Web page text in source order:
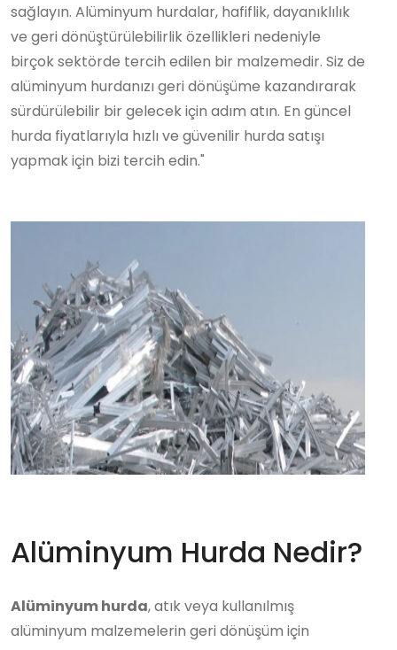
sağlayın. Alüminyum hurdalar, hafiflik, dayanıklılık
ve geri dönüştürülebilirlik özellikleri nedeniyle
birçok sektörde tercih edilen bir malzemedir. Siz de
alüminyum hurdanızı geri dönüşüme kazandırarak
sürdürülebilir bir gelecek için adım atın. En güncel
hurda fiyatlarıyla hızlı ve güvenilir hurda satışı
yapmak için bizi tercih edin."
Alüminyum Hurda Nedir?
Alüminyum hurda, atık veya kullanılmış
alüminyum malzemelerin geri dönüşüm için